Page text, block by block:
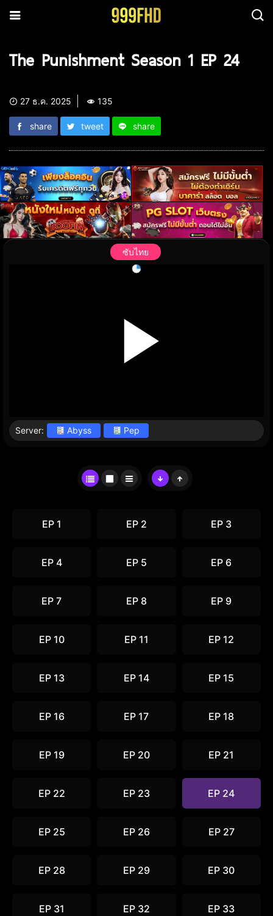
The Punishment Season 1 EP 24
27 ธ.ค. 2025 135
share tweet share
ซับไทย
Server: Abyss Pep
EP 1 EP 2 EP 3
EP 4 EP 5 EP 6
EP 7 EP 8 EP 9
EP 10 EP 11 EP 12
EP 13 EP 14 EP 15
EP 16 EP 17 EP 18
EP 19 EP 20 EP 21
EP 22 EP 23 EP 24
EP 25 EP 26 EP 27
EP 28 EP 29 EP 30
EP 31 EP 32 EP 33